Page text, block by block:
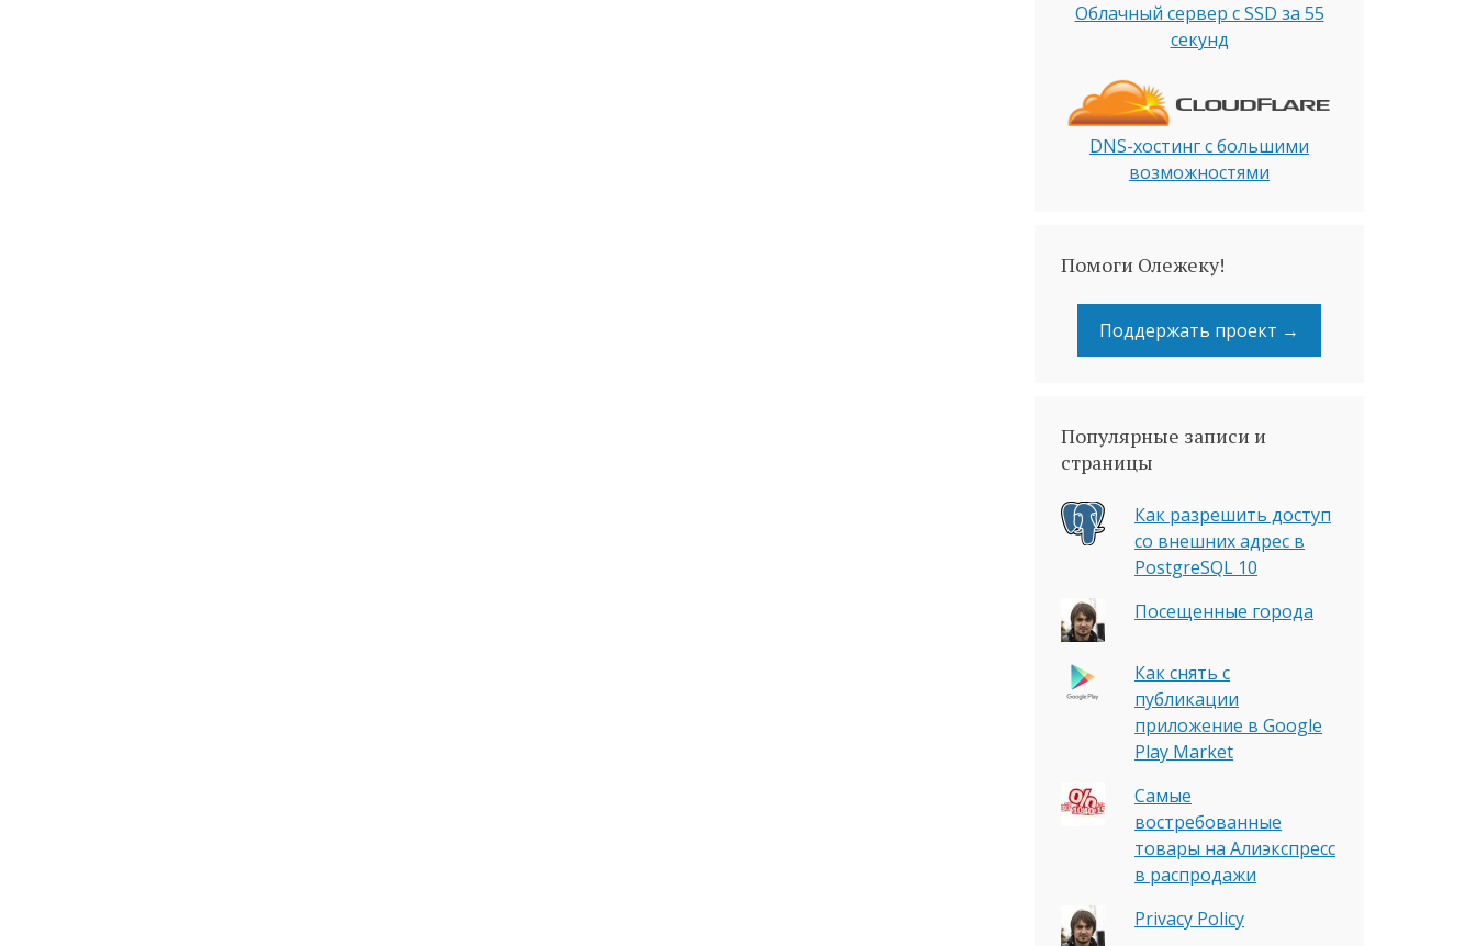
Облачный сервер с SSD за 55
секунд
DNS-хостинг с большими
возможностями
Помоги Олежеку!
Поддержать проект →
Популярные записи и
страницы
Как разрешить доступ
со внешних адрес в
PostgreSQL 10
Посещенные города
Как снять с
публикации
приложение в Google
Play Market
Самые
востребованные
товары на Алиэкспресс
в распродажи
Privacy Policy